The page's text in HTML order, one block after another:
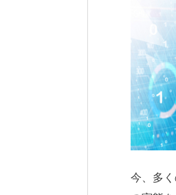
今、多